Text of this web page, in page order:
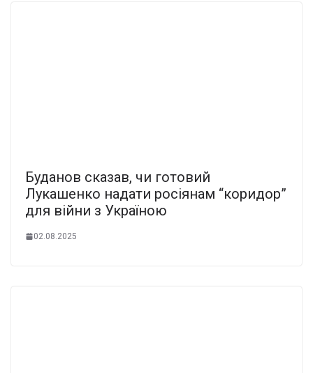
Буданов сказав, чи готовий
Лукашенко надати росіянам “коридор”
для війни з Україною
02.08.2025